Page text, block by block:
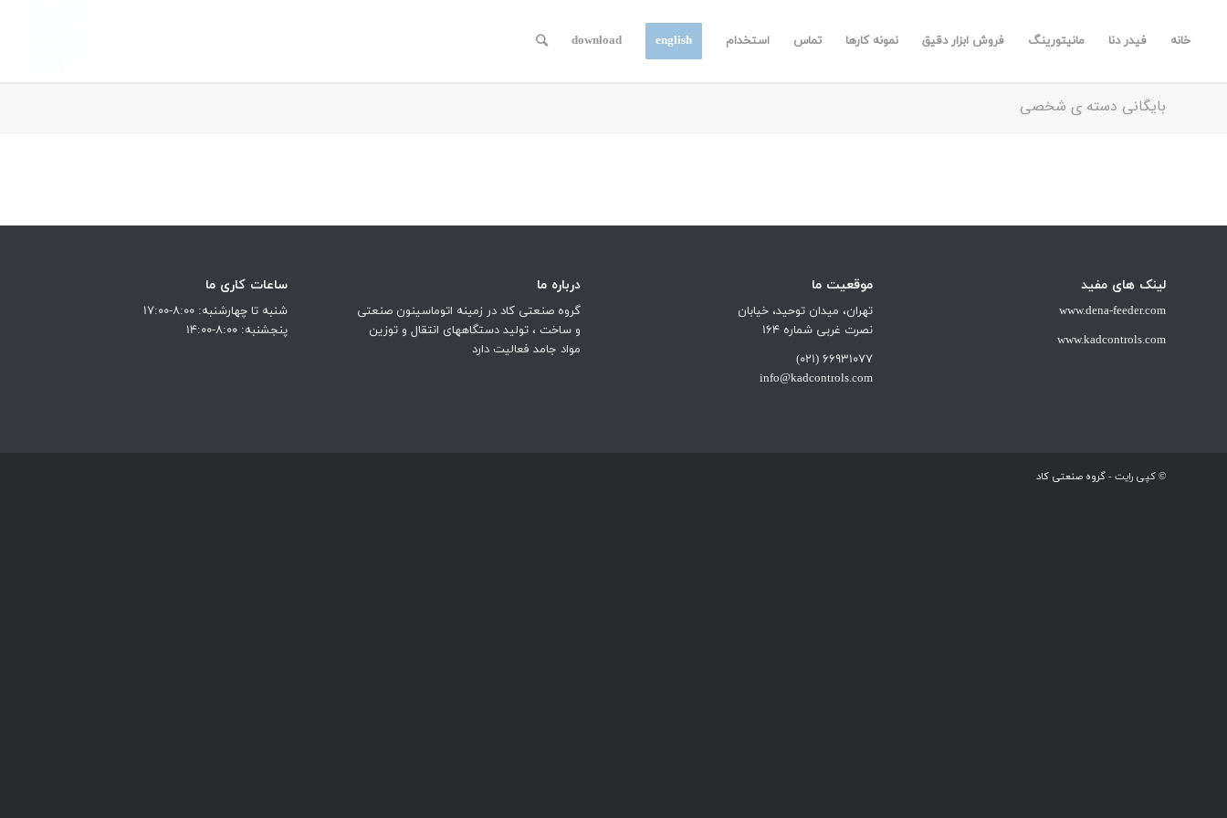
خانه فیدر دنا مانیتورینگ فروش ابزار دقیق نمونه کارها تماس استخدام english
download
بایگانی دسته ی شخصی
لینک های مفید
www.dena-feeder.com
www.kadcontrols.com
موقعیت ما
تهران، میدان توحید، خیابان
نصرت غربی شماره 164
66931077 (021)
info@kadcontrols.com
درباره ما
گروه صنعتی کاد در زمینه اتوماسینون صنعتی
و ساخت ، تولید دستگاههای انتقال و توزین
مواد جامد فعالیت دارد
ساعات کاری ما
شنبه تا چهارشنبه: 8:00-17:00
پنجشنبه: 8:00-14:00
© کپی رایت -گروه صنعتی کاد